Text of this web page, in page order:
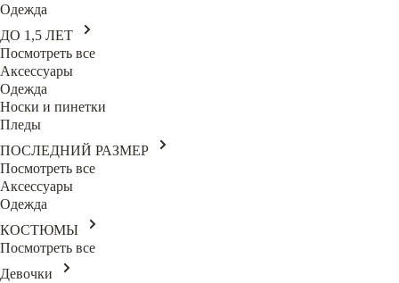
Одежда
ДО 1,5 ЛЕТ
Посмотреть все
Аксессуары
Одежда
Носки и пинетки
Пледы
ПОСЛЕДНИЙ РАЗМЕР
Посмотреть все
Аксессуары
Одежда
КОСТЮМЫ
Посмотреть все
Девочки